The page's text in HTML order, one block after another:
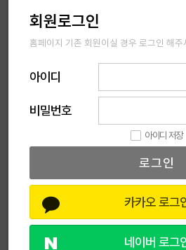
해외에서 믿음이 생겨 방문했습니
인비절라인 치과 5곳 비교했어요.
상세한 설명에 신뢰할 수 밖에 없
회원로그인
홈페이지 기존 회원이실 경우 로그인 해주
아이디
비밀번호
아이디 저장
로그인
카카오 로그
네이버 로그